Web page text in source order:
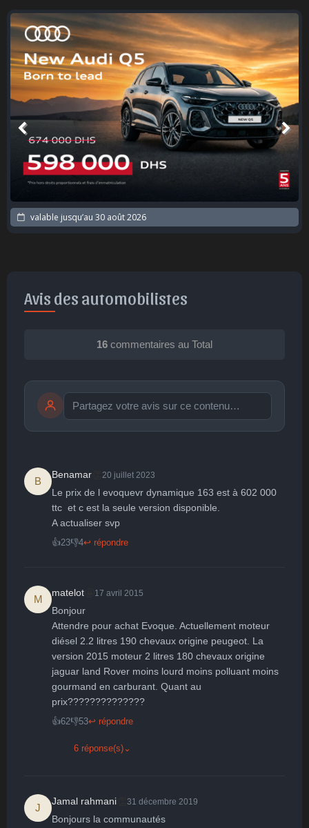
valable jusqu’au 30 août 2026
Avis des automobilistes
16 commentaires au Total
🤩
Parfait
👏
Bravo
😄 🙂
😮
Surpris
😞
publication immédiate Publier
B
Benamar 20 juillet 2023
Le prix de l evoquevr dynamique 163 est à 602 000
ttc  et c est la seule version disponible.
A actualiser svp
👍23👎4↩ répondre
M
matelot 17 avril 2015
Bonjour
Attendre pour achat Evoque. Actuellement moteur
diésel 2.2 litres 190 chevaux origine peugeot. La
version 2015 moteur 2 litres 180 chevaux origine
jaguar land Rover moins lourd moins polluant moins
gourmand en carburant. Quant au
prix??????????????
👍62👎53↩ répondre
6 réponse(s) ⌄
J
Jamal rahmani 31 décembre 2019
Bonjours la communautés